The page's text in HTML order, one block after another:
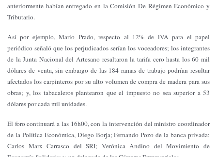
anteriormente habían entregado en la Comisión De Régimen Económico y
Tributario.
Así por ejemplo, Mario Prado, respecto al 12% de lVA para el papel
periódico señaló que los perjudicados serían los voceadores; los integrantes
de la Junta Nacional del Artesano resaltaron la tarifa cero hasta los 60 mil
dólares de venta, sin embargo de las 184 ramas de trabajo podrían resultar
afectados los carpinteros por su alto volumen de compra de madera para sus
obras; y, los tabacaleros plantearon que el impuesto no sea superior a 53
dólares por cada mil unidades.
El foro continuará a las 16h00, con la intervención del ministro coordinador
de la Política Económica, Diego Borja; Fernando Pozo de la banca privada;
Carlos Marx Carrasco del SRI; Verónica Andino del Movimiento de